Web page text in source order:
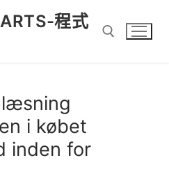
程式
i købet
inden for